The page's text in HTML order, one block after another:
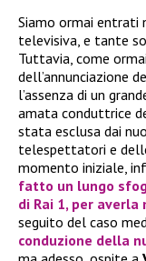
Siamo ormai entrati
televisiva, e tante
Tuttavia, come
dell’annunciazione
l’assenza di un
amata conduttrice
stata esclusa dai
telespettatori e
momento iniziale,
fatto un lungo
di Rai 1, per averla
seguito del caso
conduzione della